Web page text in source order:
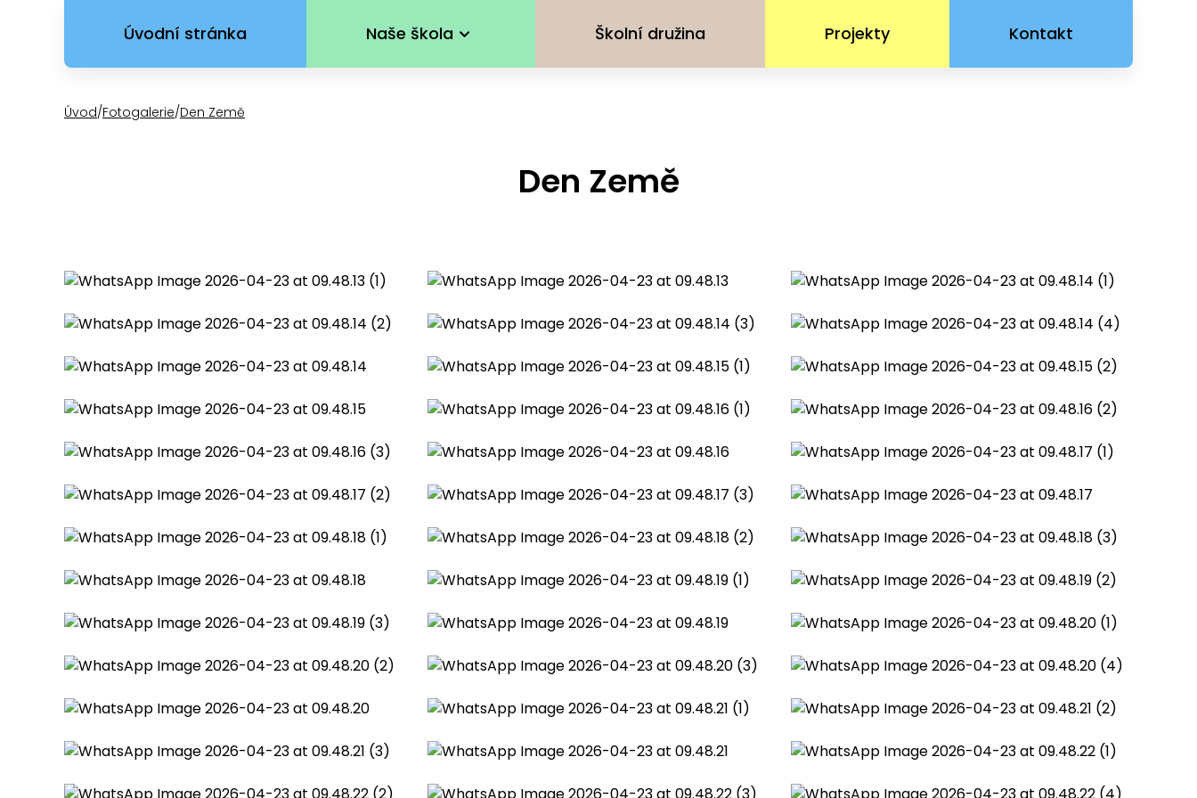
Úvodní stránka Naše škola Školní družina Projekty Kontakt
Úvod/Fotogalerie/Den Země
Den Země